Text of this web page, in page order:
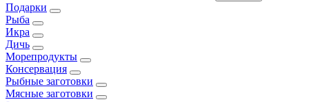
Подарки
Рыба
Икра
Дичь
Морепродукты
Консервация
Рыбные заготовки
Мясные заготовки